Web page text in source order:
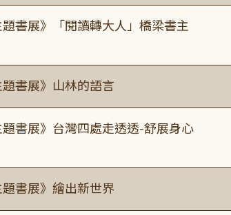
題書展》「閱讀轉大人」橋梁書主
題書展》山林的語言
題書展》台灣四處走透透-舒展身心
題書展》繪出新世界